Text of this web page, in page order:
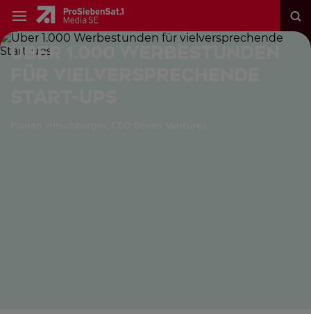
Über 1.000 Werbestunden